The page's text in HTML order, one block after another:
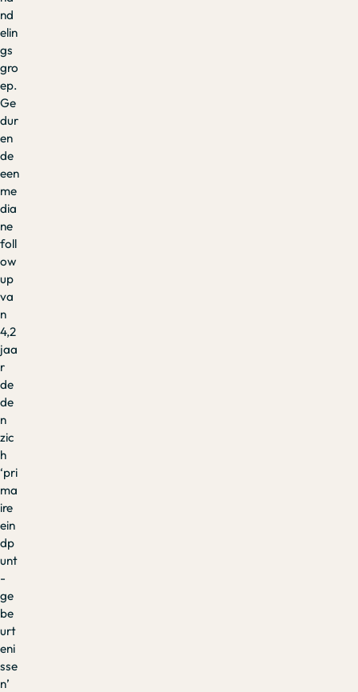
nd
elin
gs
gro
ep.
Ge
dur
en
de
een
me
dia
ne
foll
ow
up
va
n
4,2
jaa
r
de
de
n
zic
h
‘pri
ma
ire
ein
dp
unt
-
ge
be
urt
eni
sse
n’